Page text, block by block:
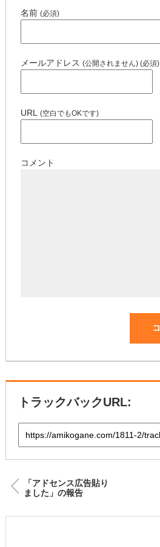
名前 (必須)
メールアドレス (公開されません) (必須)
URL (空白でもOKです)
コメント
トラックバックURL:
「アドセンス広告貼り
ました」の報告